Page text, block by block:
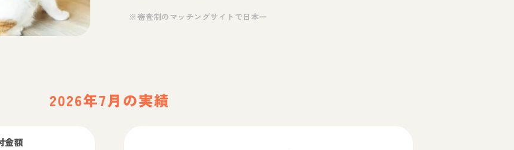
※審査制のマッチングサイトで日本一
2026年7月の実績
金額